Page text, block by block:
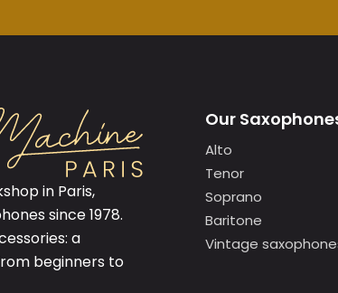
in Paris,
since 1978.
a
beginners to
Our
Alto
Tenor
Soprano
Baritone
Vintage